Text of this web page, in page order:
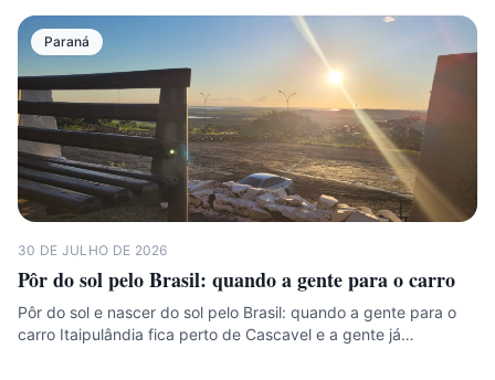
Paraná
30 DE JULHO DE 2026
Pôr do sol pelo Brasil: quando a gente para o carro
Pôr do sol e nascer do sol pelo Brasil: quando a gente para o
carro Itaipulândia fica perto de Cascavel e a gente já…